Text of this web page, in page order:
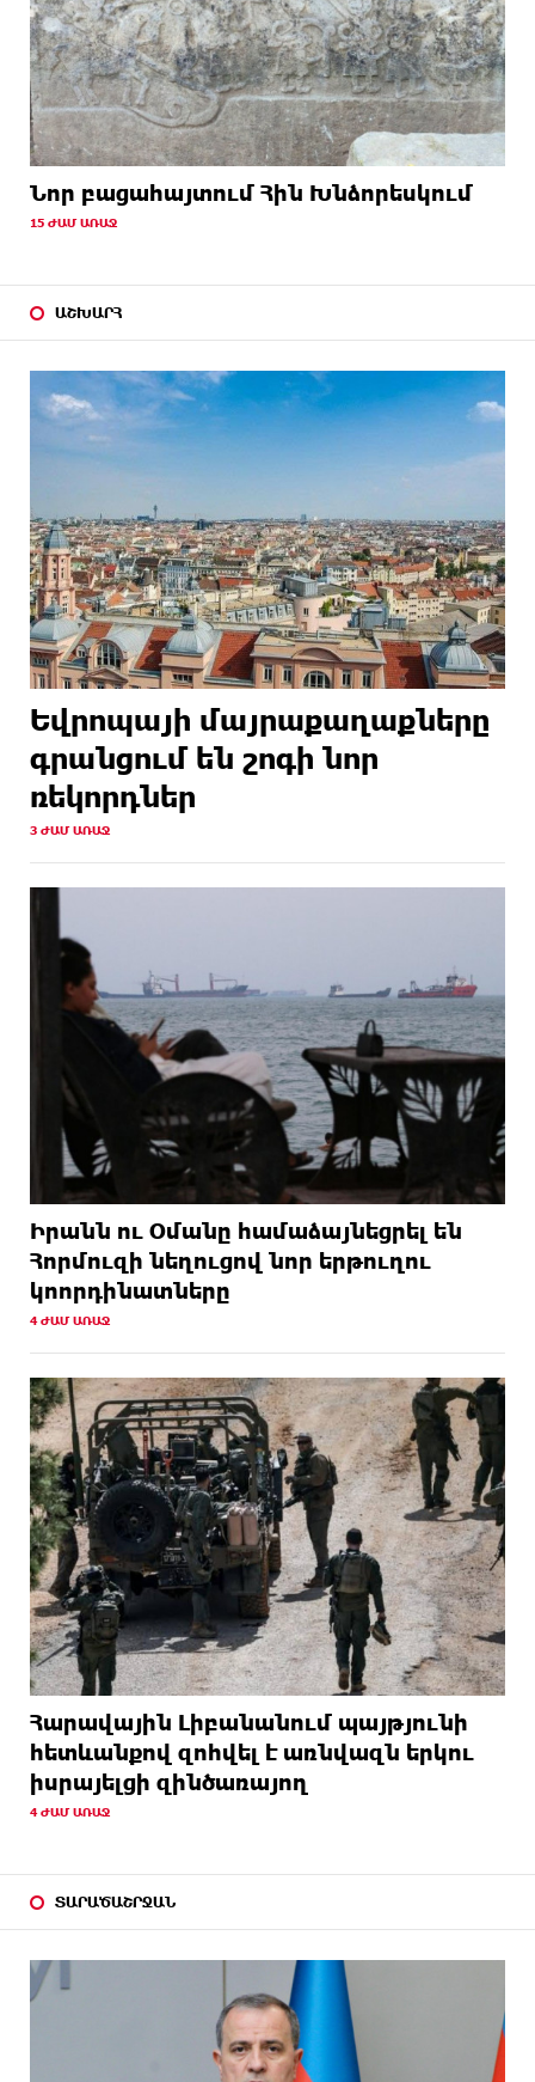
Նոր բացահայտում Հին Խնձորեսկում
15 ԺԱՄ ԱՌԱՋ
ԱՇԽԱՐՀ
Եվրոպայի մայրաքաղաքները
գրանցում են շոգի նոր
ռեկորդներ
3 ԺԱՄ ԱՌԱՋ
Իրանն ու Օմանը համաձայնեցրել են
Հորմուզի նեղուցով նոր երթուղու
կոորդինատները
4 ԺԱՄ ԱՌԱՋ
Հարավային Լիբանանում պայթյունի
հետևանքով զոհվել է առնվազն երկու
իսրայելցի զինծառայող
4 ԺԱՄ ԱՌԱՋ
ՏԱՐԱԾԱՇՐՋԱՆ